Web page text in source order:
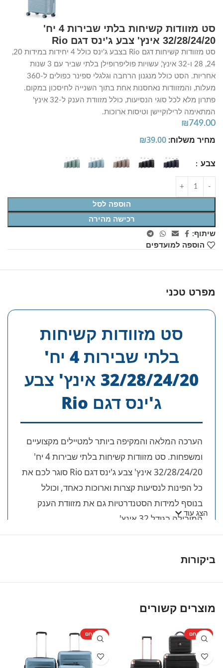
סט מזוודות קשיחות בלתי שבירות 4 יח'
32/28/24/20 אינץ' צבע ג'ינס דגם Rio
סט מזוודות קשיחות דגם Rio בצבע ג'ינס כולל 4 יחידות במידות 20,
24, 28 ו-32 אינץ', עשויות פוליפרופילן בלתי שביר עם 3 שנות
אחריות. הסט כולל מנגנון הרחבה וגלגלי ספינר כפולים ל-360
מעלות, והמזוודות נאחסנות אחת בתוך השנייה לחיסכון במקום.
פתרון מלא לכל סוגי הנסיעות, כולל מזוודת הענק ל-32 אינץ'
המתאימה לרילוקיישן וטיסות ארוכות.
₪749.00
מחיר משלוח: ₪39.00
צבע
הוספה לסל
רכישה מהירה
שיתוף:
הוספה למועדפים
מפרט טכני
סט מזוודות קשיחות
בלתי שבירות 4 יח'
32/28/24/20 אינץ' צבע
ג'ינס דגם Rio
הערכה המלאה והמקיפה ביותר למטיילים מקצועיים
ומשפחות. סט מזוודות קשיחות בלתי שבירות 4 יח'
32/28/24/20 אינץ' צבע ג'ינס דגם Rio סוגר לכם את
כל הפינות לנסיעות קצרות וארוכות כאחד, וכולל
בנוסף למידות הסטנדרטיות גם את מזוודת הענק
המובילה בגודל 32 אינץ'.
המלא (4 יחידות):
פוליפרופילן טהור (PP):
חומר הגלם העמיד והגמיש
בפני שברים, מכות, זריקות ולחצים כבדים בבטן
המטוס.
שילוב גדלים אידיאלי:
(20"), בינונית (24"), גדולה (28") ומזוודת סופר-ענק
הצג עוד
ביקורות
מוצרים קשורים
מוצר חם מוצר חם